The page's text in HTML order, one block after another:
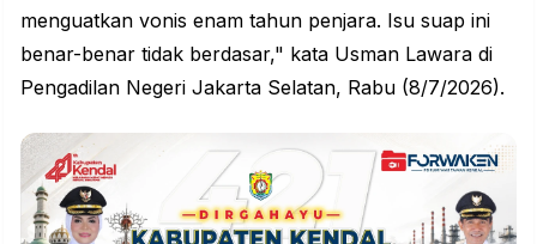
menguatkan vonis enam tahun penjara. Isu suap ini
benar-benar tidak berdasar," kata Usman Lawara di
Pengadilan Negeri Jakarta Selatan, Rabu (8/7/2026).